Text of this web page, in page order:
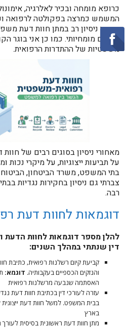
כרופא מומחה ובכיר לאלרגיה,
המשמש כמרצה בפקולטה לרפואה
צברתי ניסיון רב במתן חוות דעת
בתחום מומחיותי. כמו כן אני בוגר
משפטיות של ההתדרות הרפואית.
מאחורי ניסיון בסוגים רבים של
על תביעות ייצוגיות, על מיקרי נכות
בתי המשפט, משרד הביטחון, הביטוח
צברתי גם ניסיון בחקירות נגדיות
רבה.
דוגמאות לחוות דעת
להלן מספר דוגמאות לחוות הדעת
דין שנתתי במהלך השנים:
קביעת קיום רשלנות רפואית, כתיבת
והנזקים הכספיים בעקבותיה. דוגמא:
האסתמה שנבעה מרשלנות רפואית
עזרה לעורכי דין בכתיבת חוות דעת
בבית המשפט. למשל חוות דעת ייצוגית
בארץ
מתן חוות דעת ראשונית בסיסית